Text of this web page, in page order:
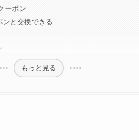
ーポン
と交換できる
もっと見る